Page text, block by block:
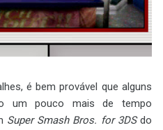
é bem provável que alguns
um pouco mais de tempo
Super Smash Bros. for 3DSdo